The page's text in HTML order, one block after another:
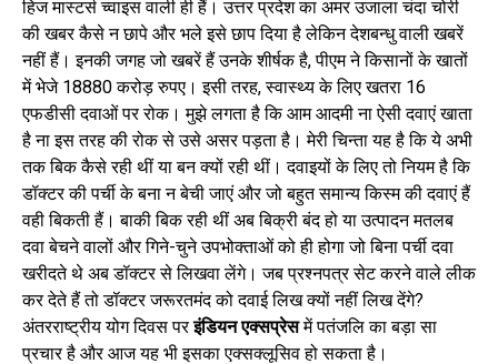
हिज मास्टर्स च्वाइस वाली ही हैं। उत्तर प्रदेश का अमर उजाला चंदा चोरी
की खबर कैसे न छापे और भले इसे छाप दिया है लेकिन देशबन्धु वाली खबरें
नहीं हैं। इनकी जगह जो खबरें हैं उनके शीर्षक है, पीएम ने किसानों के खातों
में भेजे 18880 करोड़ रुपए। इसी तरह, स्वास्थ्य के लिए खतरा 16
एफडीसी दवाओं पर रोक। मुझे लगता है कि आम आदमी ना ऐसी दवाएं खाता
है ना इस तरह की रोक से उसे असर पड़ता है। मेरी चिन्ता यह है कि ये अभी
तक बिक कैसे रही थीं या बन क्यों रही थीं। दवाइयों के लिए तो नियम है कि
डॉक्टर की पर्ची के बना न बेची जाएं और जो बहुत समान्य किस्म की दवाएं हैं
वही बिकती हैं। बाकी बिक रही थीं अब बिक्री बंद हो या उत्पादन मतलब
दवा बेचने वालों और गिने-चुने उपभोक्ताओं को ही होगा जो बिना पर्ची दवा
खरीदते थे अब डॉक्टर से लिखवा लेंगे। जब प्रश्नपत्र सेट करने वाले लीक
कर देते हैं तो डॉक्टर जरूरतमंद को दवाई लिख क्यों नहीं लिख देंगे?
अंतरराष्ट्रीय योग दिवस परइंडियन एक्सप्रेसमें पतंजलि का बड़ा सा
प्रचार है और आज यह भी इसका एक्सक्लूसिव हो सकता है।